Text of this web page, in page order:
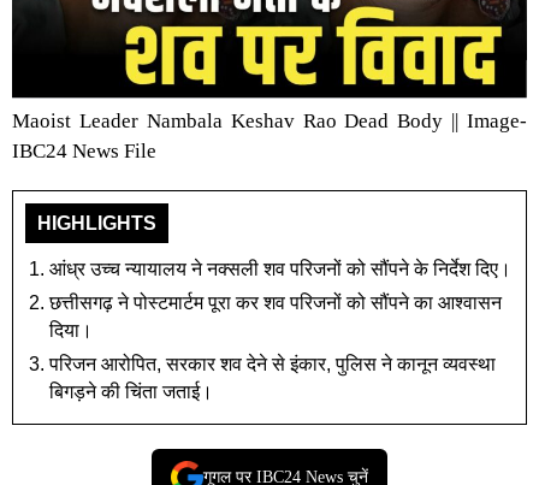
Maoist Leader Nambala Keshav Rao Dead Body || Image-
IBC24 News File
HIGHLIGHTS
आंध्र उच्च न्यायालय ने नक्सली शव परिजनों को सौंपने के निर्देश दिए।
छत्तीसगढ़ ने पोस्टमार्टम पूरा कर शव परिजनों को सौंपने का आश्वासन
दिया।
परिजन आरोपित, सरकार शव देने से इंकार, पुलिस ने कानून व्यवस्था
बिगड़ने की चिंता जताई।
गूगल पर IBC24 News चुनें